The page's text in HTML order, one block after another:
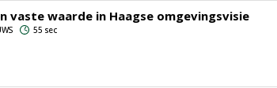
vaste waarde in Haagse omgevingsvisie
55 sec